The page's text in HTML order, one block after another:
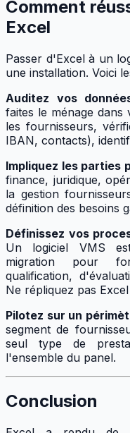
Comment
Excel
Passer d'Excel à un
une installation. Voici
Auditez vos
faites le ménage dans
les fournisseurs,
IBAN, contacts),
Impliquez les parties
finance, juridique,
la gestion
définition des besoins
Définissez vos
Un logiciel VMS
migration pour
qualification,
Ne répliquez pas
Pilotez sur un
segment de
seul type de
l'ensemble du panel.
Conclusion